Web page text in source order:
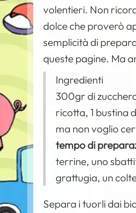
volentieri. Non
dolce che proverò
semplicità di
queste pagine. Ma
Ingredienti
300gr di
ricotta, 1 bustina
ma non voglio
tempo di
terrine, uno
grattugia, un
Separa i tuorli dai